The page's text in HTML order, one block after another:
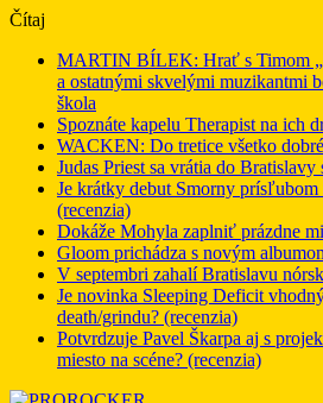
Čítaj
MARTIN BÍLEK: Hrať s Timom
a ostatnými skvelými muzikantmi
škola
Spoznáte kapelu Therapist na ich
WACKEN: Do tretice všetko dobré
Judas Priest sa vrátia do
Je krátky debut Smorny prísľubom
(recenzia)
Dokáže Mohyla zaplniť prázdne
Gloom prichádza s novým
V septembri zahalí Bratislavu
Je novinka Sleeping Deficit
death/grindu? (recenzia)
Potvrdzuje Pavel Škarpa aj s
miesto na scéne? (recenzia)